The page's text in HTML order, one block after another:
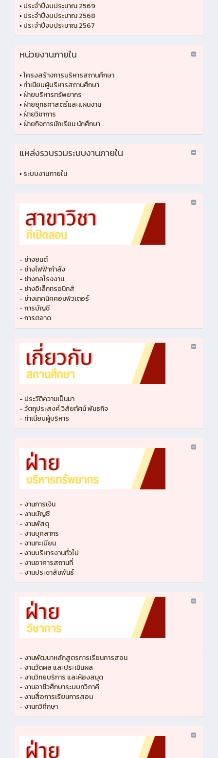
• ประจำปีงบประมาณ 2569
• ประจำปีงบประมาณ 2568
• ประจำปีงบประมาณ 2567
หน่วยงานภายใน
•โครงสร้างการบริหารสถานศึกษา
• ทำเนียบผู้บริหารสถานศึกษา
• ฝ่ายบริหารทรัพยากร
• ฝ่ายยุทธศาสตร์และแผนงาน
• ฝ่ายวิชาการ
• ฝ่ายกิจการนักเรียน นักศึกษา
แหล่งรวบรวมระบบงานภายใน
• ระบบงานภายใน
- ช่างยนต์
- ช่างไฟฟ้ากำลัง
- ช่างกลโรงงาน
- ช่างอิเล็กทรอนิกส์
- ช่างเทคนิคคอมพิวเตอร์
- การบัญชี
- การตลาด
- ประวัติความเป็นมา
- วัตถุประสงค์ วิสัยทัศน์ พันธกิจ
- ทำเนียบผู้บริหาร
- งานการเงิน
- งานบัญชี
- งานพัสดุ
- งานบุคลากร
- งานทะเบียน
- งานบริหารงานทั่วไป
- งานอาคารสถานที่
- งานประชาสัมพันธ์
- งานพัฒนาหลักสูตรการเรียนการสอน
- งานวัดผล และประเมินผล
- งานวิทยบริการ และห้องสมุด
- งานอาชีวศึกษาระบบทวิภาคี
- งานสื่อการเรียนการสอน
- งานทวิศึกษา